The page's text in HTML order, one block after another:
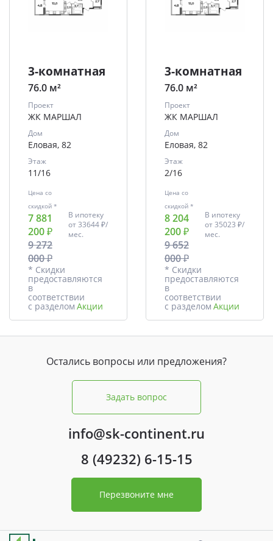
3-комнатная
76.0 м²
Проект
ЖК МАРШАЛ
Дом
Еловая, 82
Этаж
11/16
Цена со
скидкой *
7 881
200 ₽
9 272
000 ₽
В ипотеку
от33644 ₽/
мес.
* Скидки
предоставляются
в
соответствии
с разделом Акции
3-комнатная
76.0 м²
Проект
ЖК МАРШАЛ
Дом
Еловая, 82
Этаж
2/16
Цена со
скидкой *
8 204
200 ₽
9 652
000 ₽
В ипотеку
от35023 ₽/
мес.
* Скидки
предоставляются
в
соответствии
с разделом Акции
Остались вопросы или предложения?
Задать вопрос
info@sk-continent.ru
8 (49232) 6-15-15
Перезвоните мне